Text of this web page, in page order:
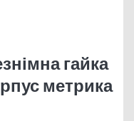
гайка
метрика